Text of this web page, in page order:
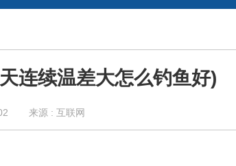
连续温差大怎么钓鱼好)
来源 : 互联网